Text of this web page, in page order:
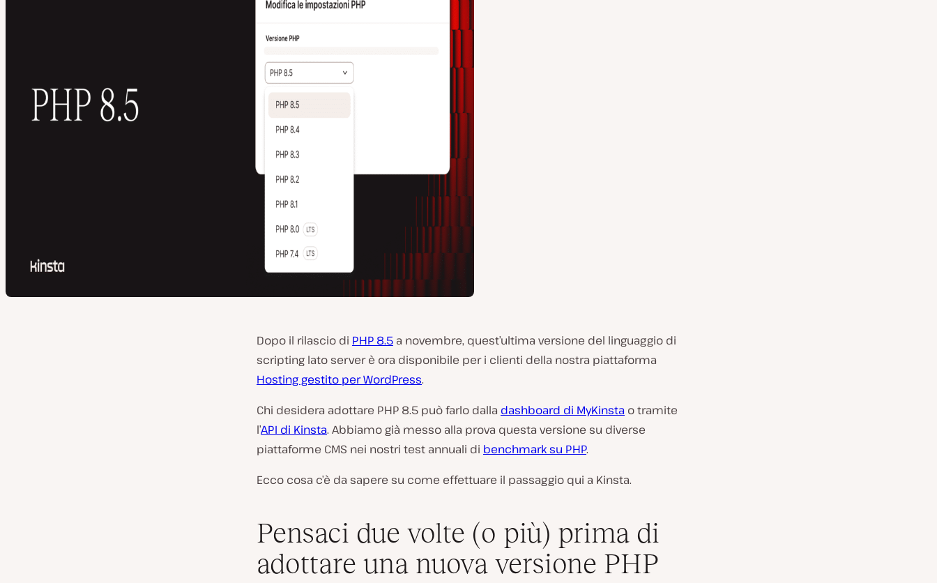
Dopo il rilascio di PHP 8.5 a novembre, quest’ultima versione del linguaggio di
scripting lato server è ora disponibile per i clienti della nostra piattaforma
Hosting gestito per WordPress.
Chi desidera adottare PHP 8.5 può farlo dalla dashboard di MyKinsta o tramite
l’API di Kinsta. Abbiamo già messo alla prova questa versione su diverse
piattaforme CMS nei nostri test annuali di benchmark su PHP.
Ecco cosa c’è da sapere su come effettuare il passaggio qui a Kinsta.
Pensaci due volte (o più) prima di
adottare una nuova versione PHP